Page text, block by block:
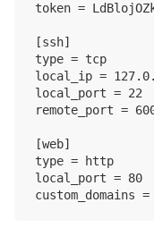
token =
[ssh]
type = tcp
local_ip =
local_port = 22
remote_port =
[web]
type = http
local_port = 80